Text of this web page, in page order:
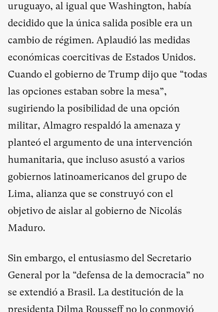
uruguayo, al igual que Washington, había
decidido que la única salida posible era un
cambio de régimen. Aplaudió las medidas
económicas coercitivas de Estados Unidos.
Cuando el gobierno de Trump dijo que “todas
las opciones estaban sobre la mesa”,
sugiriendo la posibilidad de una opción
militar, Almagro respaldó la amenaza y
planteó el argumento de una intervención
humanitaria, que incluso asustó a varios
gobiernos latinoamericanos del grupo de
Lima, alianza que se construyó con el
objetivo de aislar al gobierno de Nicolás
Maduro.
Sin embargo, el entusiasmo del Secretario
General por la “defensa de la democracia” no
se extendió a Brasil. La destitución de la
presidenta Dilma Rousseff no lo conmovió